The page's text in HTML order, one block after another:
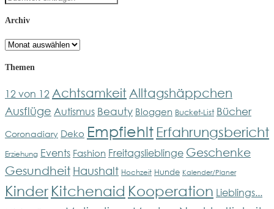
Archiv
Archiv
Themen
12 von 12 Achtsamkeit Alltagshäppchen
Ausflüge Autismus Beauty Bloggen Bucket-List Bücher
Coronadiary Deko Empfiehlt Erfahrungsbericht
Erziehung Events Fashion Freitagslieblinge Geschenke
Gesundheit Haushalt Hochzeit Hunde Kalender/Planer
Kinder Kitchenaid Kooperation Lieblings...